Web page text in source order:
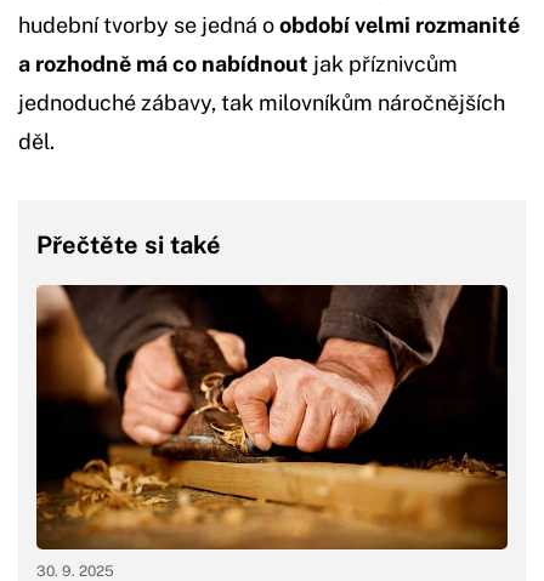
hudební tvorby se jedná oobdobí velmi rozmanité
a rozhodně má co nabídnout jak příznivcům
jednoduché zábavy, tak milovníkům náročnějších
děl.
Přečtěte si také
30. 9. 2025